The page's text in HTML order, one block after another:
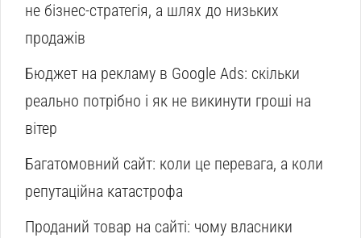
не бізнес-стратегія, а шлях до низьких
продажів
Бюджет на рекламу в Google Ads: скільки
реально потрібно і як не викинути гроші на
вітер
Багатомовний сайт: коли це перевага, а коли
репутаційна катастрофа
Проданий товар на сайті: чому власники